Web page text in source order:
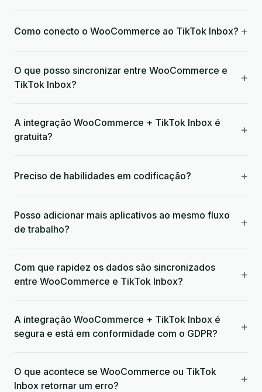
Como conecto o WooCommerce ao TikTok Inbox? +
O que posso sincronizar entre WooCommerce e
TikTok Inbox?
+
A integração WooCommerce + TikTok Inbox é
gratuita?
+
Preciso de habilidades em codificação? +
Posso adicionar mais aplicativos ao mesmo fluxo
de trabalho?
+
Com que rapidez os dados são sincronizados
entre WooCommerce e TikTok Inbox?
+
A integração WooCommerce + TikTok Inbox é
segura e está em conformidade com o GDPR?
+
O que acontece se WooCommerce ou TikTok
Inbox retornar um erro?
+